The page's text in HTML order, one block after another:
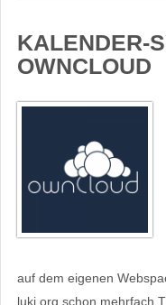
KALENDER-
OWNCLOUD
auf dem eigenen
luki.org schon mehrfach